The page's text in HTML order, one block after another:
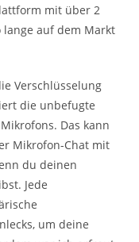
mit über 2
auf dem Markt
Verschlüsselung
die unbefugte
Das kann
Mikrofon-Chat mit
du deinen
Jede
um deine